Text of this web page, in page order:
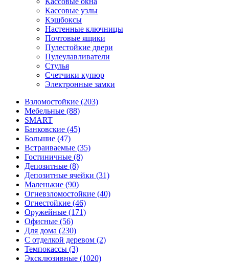
Кассовые узлы
Кэшбоксы
Настенные ключницы
Почтовые ящики
Пулестойкие двери
Пулеулавливатели
Стулья
Счетчики купюр
Электронные замки
Взломостойкие (203)
Мебельные (88)
SMART
Банковские (45)
Большие (47)
Встраиваемые (35)
Гостиничные (8)
Депозитные (8)
Депозитные ячейки (31)
Маленькие (90)
Огневзломостойкие (40)
Огнестойкие (46)
Оружейные (171)
Офисные (56)
Для дома (230)
С отделкой деревом (2)
Темпокассы (3)
Эксклюзивные (1020)